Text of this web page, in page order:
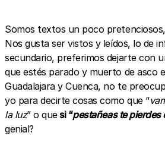
Somos textos un poco
Nos gusta ser vistos y leídos, lo de
secundario, preferimos dejarte con
que estés parado y muerto de asco
Guadalajara y Cuenca, no te
yo para decirte cosas como que “
la luz” o quesi “pestañeas te pierdes
genial?